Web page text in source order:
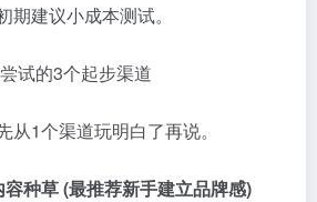
期建议小成本测试。
试的3个起步渠道
从1个渠道玩明白了再说。
种草 (最推荐新手建立品牌感)